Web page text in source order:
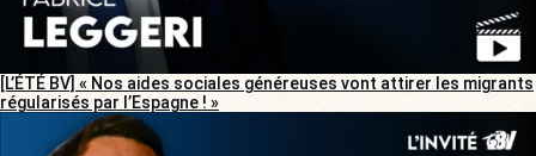
[L’ÉTÉ BV] « Nos aides sociales généreuses vont attirer les migrants
régularisés par l’Espagne ! »